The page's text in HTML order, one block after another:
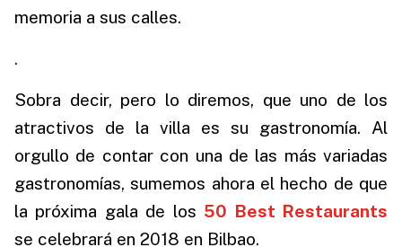
memoria a sus calles.
.
Sobra decir, pero lo diremos, que uno de los
atractivos de la villa es su gastronomía. Al
orgullo de contar con una de las más variadas
gastronomías, sumemos ahora el hecho de que
la próxima gala de los 50 Best Restaurants
se celebrará en 2018 en Bilbao.